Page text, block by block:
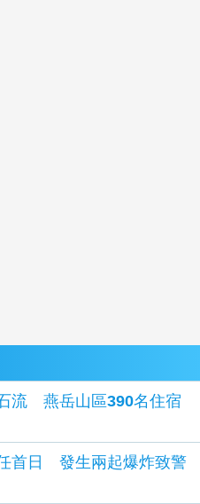
流 燕岳山區390名住宿
首日 發生兩起爆炸致警